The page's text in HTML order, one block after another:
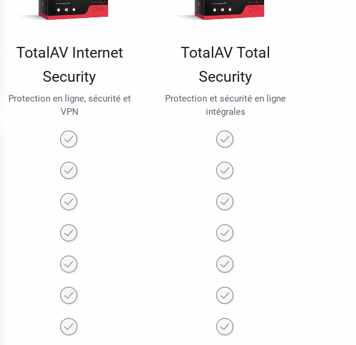
TotalAV Internet
Security
Protection en ligne, sécurité et
VPN
TotalAV Total
Security
Protection et sécurité en ligne
intégrales